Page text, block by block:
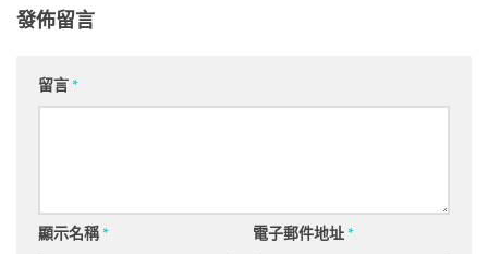
發佈留言
留言*
顯示名稱* 電子郵件地址*